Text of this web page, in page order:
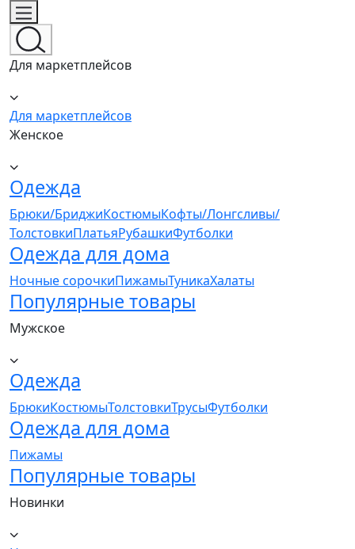
Для маркетплейсов
Для маркетплейсов
Женское
Одежда
Брюки/БриджиКостюмыКофты/Лонгсливы/
ТолстовкиПлатьяРубашкиФутболки
Одежда для дома
Ночные сорочкиПижамыТуникаХалаты
Популярные товары
Мужское
Одежда
БрюкиКостюмыТолстовкиТрусыФутболки
Одежда для дома
Пижамы
Популярные товары
Новинки